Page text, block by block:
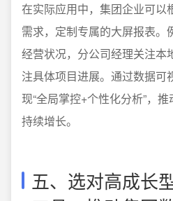
在实际应用中，集团企业可以
需求，定制专属的大屏报表。
经营状况，分公司经理关注本
注具体项目进展。通过数据可
现“全局掌控+个性化分析”，
持续增长。
五、选对高成长